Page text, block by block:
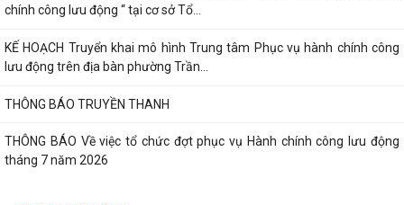
chính công lưu động “ tại cơ sở Tổ...
KẾ HOẠCH Truyển khai mô hình Trung tâm Phục vụ hành chính công
lưu động trên địa bàn phường Trần...
THÔNG BÁO TRUYỀN THANH
THÔNG BÁO Về việc tổ chức đợt phục vụ Hành chính công lưu động
tháng 7 năm 2026